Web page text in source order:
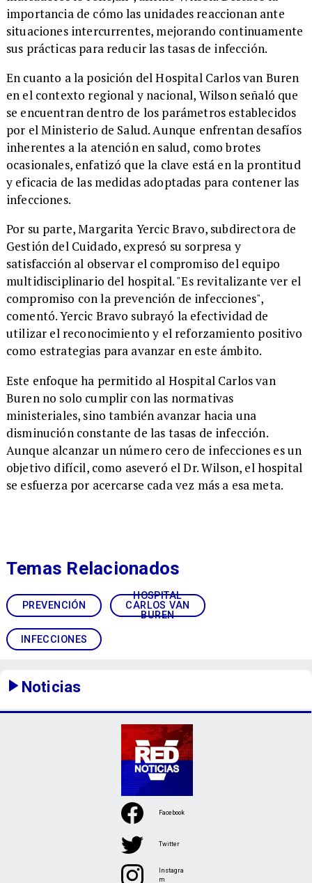
importancia de cómo las unidades reaccionan ante
situaciones intercurrentes, mejorando continuamente
sus prácticas para reducir las tasas de infección.
​En cuanto a la posición del Hospital Carlos van Buren
en el contexto regional y nacional, Wilson señaló que
se encuentran dentro de los parámetros establecidos
por el Ministerio de Salud. Aunque enfrentan desafíos
inherentes a la atención en salud, como brotes
ocasionales, enfatizó que la clave está en la prontitud
y eficacia de las medidas adoptadas para contener las
infecciones.
​Por su parte, Margarita Yercic Bravo, subdirectora de
Gestión del Cuidado, expresó su sorpresa y
satisfacción al observar el compromiso del equipo
multidisciplinario del hospital. "Es revitalizante ver el
compromiso con la prevención de infecciones",
comentó. Yercic Bravo subrayó la efectividad de
utilizar el reconocimiento y el reforzamiento positivo
como estrategias para avanzar en este ámbito.
​Este enfoque ha permitido al Hospital Carlos van
Buren no solo cumplir con las normativas
ministeriales, sino también avanzar hacia una
disminución constante de las tasas de infección.
Aunque alcanzar un número cero de infecciones es un
objetivo difícil, como aseveró el Dr. Wilson, el hospital
se esfuerza por acercarse cada vez más a esa meta.
PREVENCIÓN
HOSPITAL
CARLOS VAN
BUREN
INFECCIONES
Temas Relacionados
Noticias
Facebook
Twitter
Instagra
m